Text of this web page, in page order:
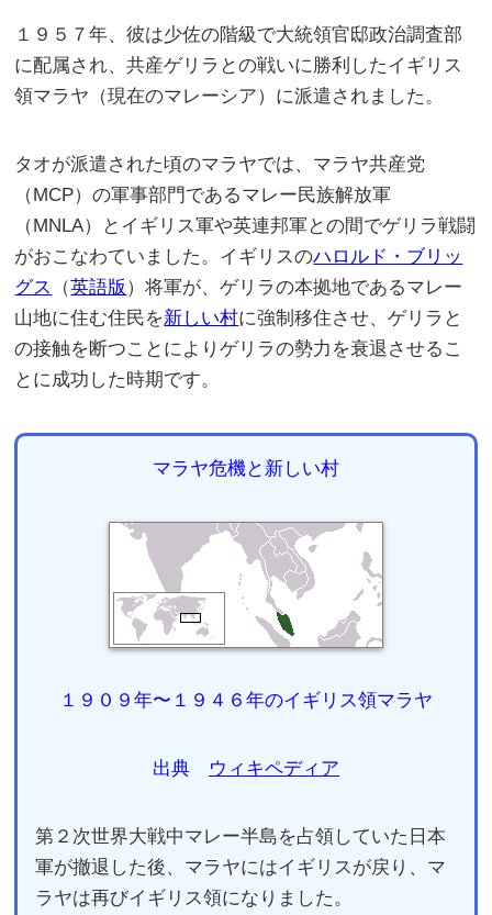
１９５７年、彼は少佐の階級で大統領官邸政治調査部
に配属され、共産ゲリラとの戦いに勝利したイギリス
領マラヤ（現在のマレーシア）に派遣されました。
タオが派遣された頃のマラヤでは、マラヤ共産党
（MCP）の軍事部門であるマレー民族解放軍
（MNLA）とイギリス軍や英連邦軍との間でゲリラ戦闘
がおこなわていました。イギリスのハロルド・ブリッ
グス
（英語版 ）将軍が、ゲリラの本拠地であるマレー
山地に住む住民を新しい村に強制移住させ、ゲリラと
の接触を断つことによりゲリラの勢力を衰退させるこ
とに成功した時期です。
マラヤ危機と新しい村
１９０９年〜１９４６年のイギリス領マラヤ
出典 ウィキペディア
第２次世界大戦中マレー半島を占領していた日本
軍が撤退した後、マラヤにはイギリスが戻り、マ
ラヤは再びイギリス領になりました。